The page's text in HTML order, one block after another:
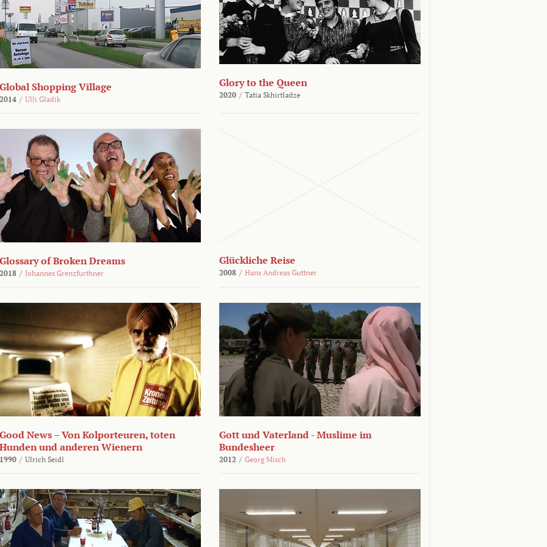
Global Shopping Village
2014 / Ulli Gladik
Glory to the Queen
2020 / Tatia Skhirtladze
Glossary of Broken Dreams
2018 / Johannes Grenzfurthner
Glückliche Reise
2008 / Hans Andreas Guttner
Good News – Von Kolporteuren, toten
Hunden und anderen Wienern
1990 / Ulrich Seidl
Gott und Vaterland - Muslime im
Bundesheer
2012 / Georg Misch